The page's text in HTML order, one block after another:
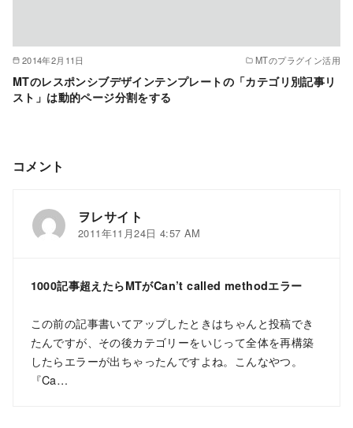
2014年2月11日 MTのプラグイン活用
MTのレスポンシブデザインテンプレートの「カテゴリ別記事リ
スト」は動的ページ分割をする
コメント
ヲレサイト
2011年11月24日 4:57 AM
1000記事超えたらMTがCan’t called methodエラー
この前の記事書いてアップしたときはちゃんと投稿でき
たんですが、その後カテゴリーをいじって全体を再構築
したらエラーが出ちゃったんですよね。こんなやつ。
『Ca…